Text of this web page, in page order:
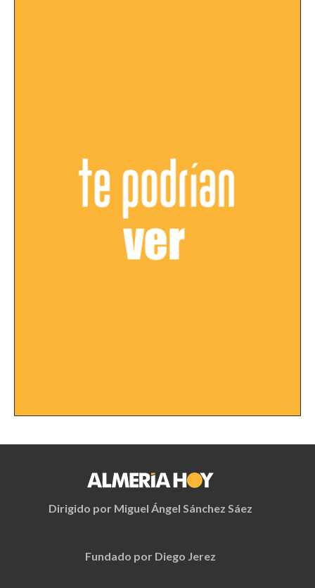
Dirigido por Miguel Ángel Sánchez Sáez
Fundado por Diego Jerez